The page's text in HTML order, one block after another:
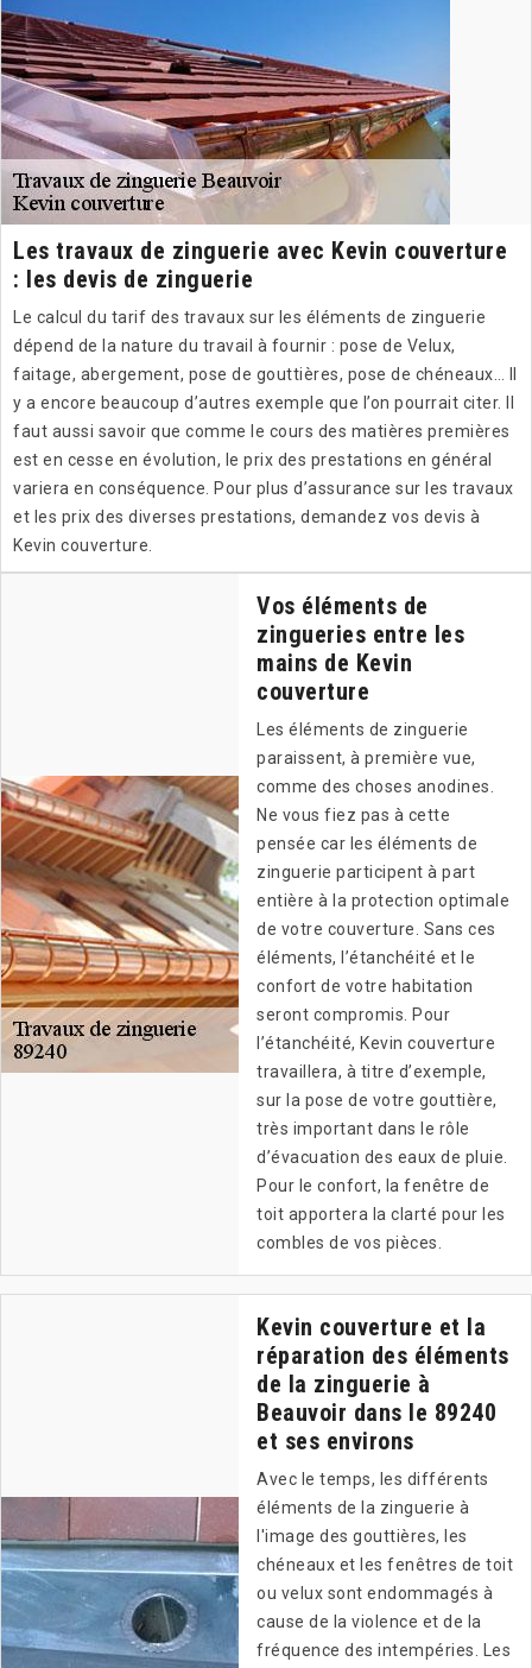
Les travaux de zinguerie avec Kevin couverture
: les devis de zinguerie
Le calcul du tarif des travaux sur les éléments de zinguerie
dépend de la nature du travail à fournir : pose de Velux,
faitage, abergement, pose de gouttières, pose de chéneaux… Il
y a encore beaucoup d’autres exemple que l’on pourrait citer. Il
faut aussi savoir que comme le cours des matières premières
est en cesse en évolution, le prix des prestations en général
variera en conséquence. Pour plus d’assurance sur les travaux
et les prix des diverses prestations, demandez vos devis à
Kevin couverture.
Vos éléments de
zingueries entre les
mains de Kevin
couverture
Les éléments de zinguerie
paraissent, à première vue,
comme des choses anodines.
Ne vous fiez pas à cette
pensée car les éléments de
zinguerie participent à part
entière à la protection optimale
de votre couverture. Sans ces
éléments, l’étanchéité et le
confort de votre habitation
seront compromis. Pour
l’étanchéité, Kevin couverture
travaillera, à titre d’exemple,
sur la pose de votre gouttière,
très important dans le rôle
d’évacuation des eaux de pluie.
Pour le confort, la fenêtre de
toit apportera la clarté pour les
combles de vos pièces.
Kevin couverture et la
réparation des éléments
de la zinguerie à
Beauvoir dans le 89240
et ses environs
Avec le temps, les différents
éléments de la zinguerie à
l'image des gouttières, les
chéneaux et les fenêtres de toit
ou velux sont endommagés à
cause de la violence et de la
fréquence des intempéries. Les